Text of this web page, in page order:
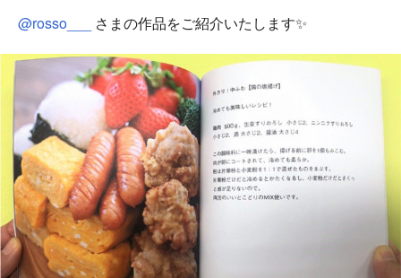
@rosso___
さまの作品をご紹介いたします✨